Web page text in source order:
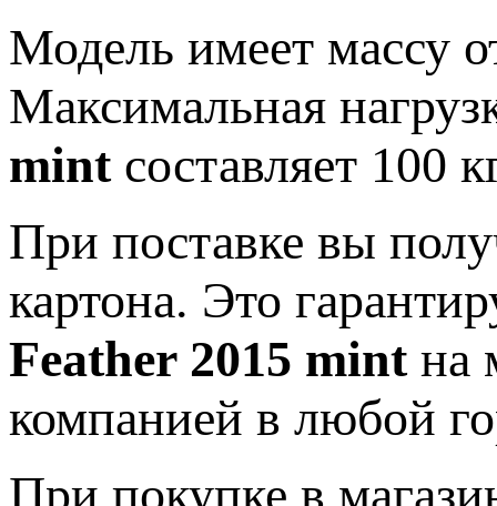
Модель имеет массу
Максимальная
mintсоставляет 100
При поставке вы
картона. Это
Feather 2015 mintна
компанией в любой
При покупке в